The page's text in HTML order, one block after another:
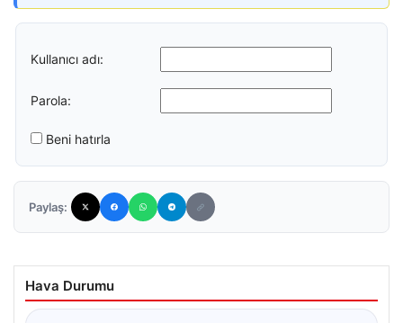
Kullanıcı adı:
Parola:
Beni hatırla
Paylaş:
Hava Durumu